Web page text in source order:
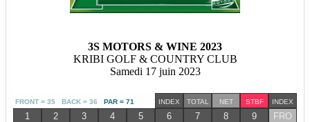
3S MOTORS & WINE 2023
KRIBI GOLF & COUNTRY CLUB
Samedi 17 juin 2023
FRONT = 35 BACK = 36 PAR = 71 INDEX TOTAL NET STBF INDEX
1 2 3 4 5 6 7 8 9
FRO